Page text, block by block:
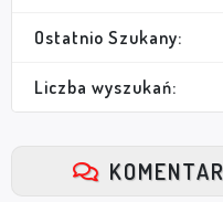
Ostatnio Szukany:
Liczba wyszukań: